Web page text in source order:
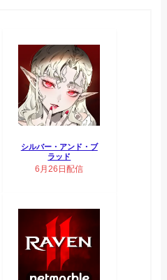
シルバー・アンド・ブ
ラッド
6月26日配信